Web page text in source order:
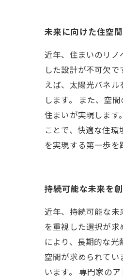
未来に向けた住空
近年、住まいのリ
した設計が不可欠
えば、太陽光パネ
します。 また、空
住まいが実現します
ことで、快適な住
を実現する第一歩を
持続可能な未来を
近年、持続可能な
を重視した選択が
により、長期的な
空間が求められて
います。 専門家の